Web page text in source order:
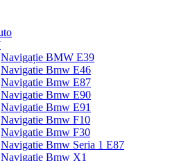
Navigație BMW E39
Navigatie Bmw E46
Navigatie Bmw E87
Navigatie Bmw E90
Navigatie Bmw E91
Navigatie Bmw F10
Navigatie Bmw F30
Navigatie Bmw Seria 1 E87
Navigatie Bmw X1